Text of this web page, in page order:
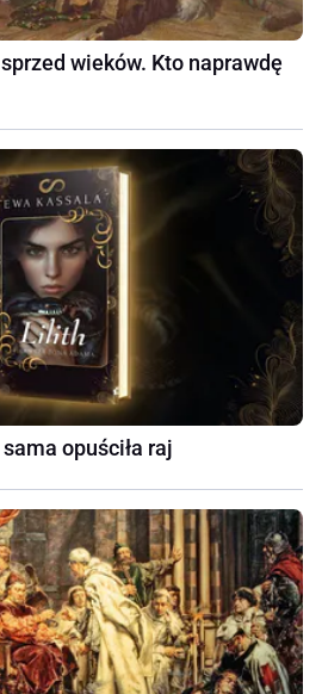
wieków. Kto naprawdę
opuściła raj